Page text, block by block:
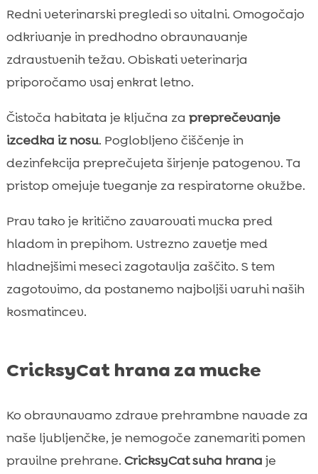
Redni veterinarski pregledi so vitalni. Omogočajo
odkrivanje in predhodno obravnavanje
zdravstvenih težav. Obiskati veterinarja
priporočamo vsaj enkrat letno.
Čistoča habitata je ključna za preprečevanje
izcedka iz nosu. Poglobljeno čiščenje in
dezinfekcija preprečujeta širjenje patogenov. Ta
pristop omejuje tveganje za respiratorne okužbe.
Prav tako je kritično zavarovati mucka pred
hladom in prepihom. Ustrezno zavetje med
hladnejšimi meseci zagotavlja zaščito. S tem
zagotovimo, da postanemo najboljši varuhi naših
kosmatincev.
CricksyCat hrana za mucke
Ko obravnavamo zdrave prehrambne navade za
naše ljubljenčke, je nemogoče zanemariti pomen
pravilne prehrane. CricksyCat suha hrana je